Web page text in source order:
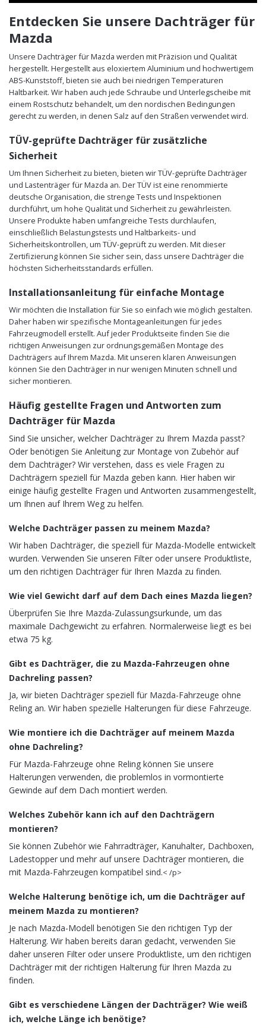
Entdecken Sie unsere Dachträger für
Mazda
Unsere Dachträger für Mazda werden mit Präzision und Qualität
hergestellt. Hergestellt aus eloxiertem Aluminium und hochwertigem
ABS-Kunststoff, bieten sie auch bei niedrigen Temperaturen
Haltbarkeit. Wir haben auch jede Schraube und Unterlegscheibe mit
einem Rostschutz behandelt, um den nordischen Bedingungen
gerecht zu werden, in denen Salz auf den Straßen verwendet wird.
TÜV-geprüfte Dachträger für zusätzliche
Sicherheit
Um Ihnen Sicherheit zu bieten, bieten wir TÜV-geprüfte Dachträger
und Lastenträger für Mazda an. Der TÜV ist eine renommierte
deutsche Organisation, die strenge Tests und Inspektionen
durchführt, um hohe Qualität und Sicherheit zu gewährleisten.
Unsere Produkte haben umfangreiche Tests durchlaufen,
einschließlich Belastungstests und Haltbarkeits- und
Sicherheitskontrollen, um TÜV-geprüft zu werden. Mit dieser
Zertifizierung können Sie sicher sein, dass unsere Dachträger die
höchsten Sicherheitsstandards erfüllen.
Installationsanleitung für einfache Montage
Wir möchten die Installation für Sie so einfach wie möglich gestalten.
Daher haben wir spezifische Montageanleitungen für jedes
Fahrzeugmodell erstellt. Auf jeder Produktseite finden Sie die
richtigen Anweisungen zur ordnungsgemäßen Montage des
Dachträgers auf Ihrem Mazda. Mit unseren klaren Anweisungen
können Sie den Dachträger in nur wenigen Minuten schnell und
sicher montieren.
Häufig gestellte Fragen und Antworten zum
Dachträger für Mazda
Sind Sie unsicher, welcher Dachträger zu Ihrem Mazda passt?
Oder benötigen Sie Anleitung zur Montage von Zubehör auf
dem Dachträger? Wir verstehen, dass es viele Fragen zu
Dachträgern speziell für Mazda geben kann. Hier haben wir
einige häufig gestellte Fragen und Antworten zusammengestellt,
um Ihnen auf Ihrem Weg zu helfen.
Welche Dachträger passen zu meinem Mazda?
Wir haben Dachträger, die speziell für Mazda-Modelle entwickelt
wurden. Verwenden Sie unseren Filter oder unsere Produktliste,
um den richtigen Dachträger für Ihren Mazda zu finden.
Wie viel Gewicht darf auf dem Dach eines Mazda liegen?
Überprüfen Sie Ihre Mazda-Zulassungsurkunde, um das
maximale Dachgewicht zu erfahren. Normalerweise liegt es bei
etwa 75 kg.
Gibt es Dachträger, die zu Mazda-Fahrzeugen ohne
Dachreling passen?
Ja, wir bieten Dachträger speziell für Mazda-Fahrzeuge ohne
Reling an. Wir haben spezielle Halterungen für diese Fahrzeuge.
Wie montiere ich die Dachträger auf meinem Mazda
ohne Dachreling?
Für Mazda-Fahrzeuge ohne Reling können Sie unsere
Halterungen verwenden, die problemlos in vormontierte
Gewinde auf dem Dach montiert werden.
Welches Zubehör kann ich auf den Dachträgern
montieren?
Sie können Zubehör wie Fahrradträger, Kanuhalter, Dachboxen,
Ladestopper und mehr auf unsere Dachträger montieren, die
mit Mazda-Fahrzeugen kompatibel sind.< /p>
Welche Halterung benötige ich, um die Dachträger auf
meinem Mazda zu montieren?
Je nach Mazda-Modell benötigen Sie den richtigen Typ der
Halterung. Wir haben bereits daran gedacht, verwenden Sie
daher unseren Filter oder unsere Produktliste, um den richtigen
Dachträger mit der richtigen Halterung für Ihren Mazda zu
finden.
Gibt es verschiedene Längen der Dachträger? Wie weiß
ich, welche Länge ich benötige?